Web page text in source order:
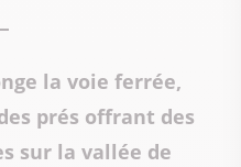
la voie ferrée,
prés offrant des
sur la vallée de